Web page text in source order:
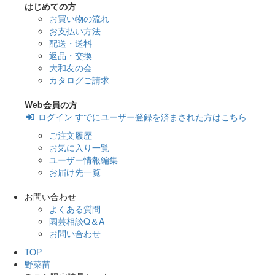
はじめての方
お買い物の流れ
お支払い方法
配送・送料
返品・交換
大和友の会
カタログご請求
Web会員の方
ログイン すでにユーザー登録を済まされた方はこちら
ご注文履歴
お気に入り一覧
ユーザー情報編集
お届け先一覧
お問い合わせ
よくある質問
園芸相談Q＆A
お問い合わせ
TOP
野菜苗